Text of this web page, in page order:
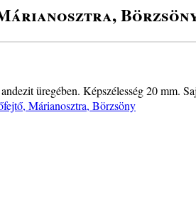
üregében. Képszélesség 20 mm.
Márianosztra, Börzsöny